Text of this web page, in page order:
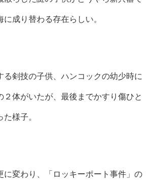
に成り替わる存在らしい。
る剣技の子供、ハンコックの幼少時に
２体がいたが、最後までかすり傷ひと
様子。
に変わり、「ロッキーポート事件」の